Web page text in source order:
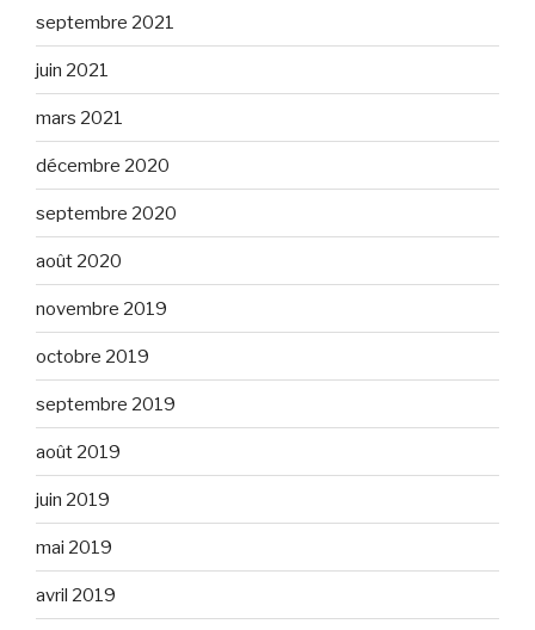
septembre 2021
juin 2021
mars 2021
décembre 2020
septembre 2020
août 2020
novembre 2019
octobre 2019
septembre 2019
août 2019
juin 2019
mai 2019
avril 2019